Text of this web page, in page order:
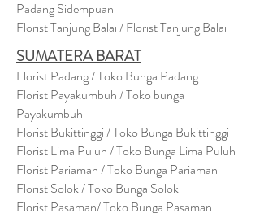
Padang Sidempuan
Florist Tanjung Balai / Florist Tanjung Balai
SUMATERA BARAT
Florist Padang / Toko Bunga Padang
Florist Payakumbuh / Toko bunga
Payakumbuh
Florist Bukittinggi / Toko Bunga Bukittinggi
Florist Lima Puluh / Toko Bunga Lima Puluh
Florist Pariaman / Toko Bunga Pariaman
Florist Solok / Toko Bunga Solok
Florist Pasaman/ Toko Bunga Pasaman